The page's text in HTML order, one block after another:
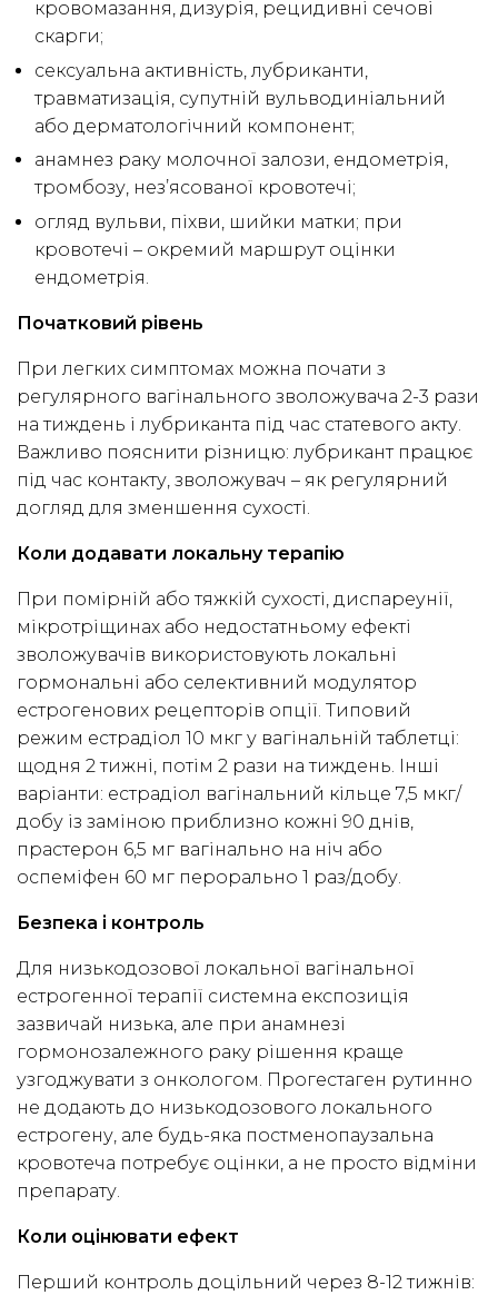
кровомазання, дизурія, рецидивні сечові
скарги;
сексуальна активність, лубриканти,
травматизація, супутній вульводиніальний
або дерматологічний компонент;
анамнез раку молочної залози, ендометрія,
тромбозу, нез’ясованої кровотечі;
огляд вульви, піхви, шийки матки; при
кровотечі – окремий маршрут оцінки
ендометрія.
Початковий рівень
При легких симптомах можна почати з
регулярного вагінального зволожувача 2-3 рази
на тиждень і лубриканта під час статевого акту.
Важливо пояснити різницю: лубрикант працює
під час контакту, зволожувач – як регулярний
догляд для зменшення сухості.
Коли додавати локальну терапію
При помірній або тяжкій сухості, диспареунії,
мікротріщинах або недостатньому ефекті
зволожувачів використовують локальні
гормональні або селективний модулятор
естрогенових рецепторів опції. Типовий
режим естрадіол 10 мкг у вагінальній таблетці:
щодня 2 тижні, потім 2 рази на тиждень. Інші
варіанти: естрадіол вагінальний кільце 7,5 мкг/
добу із заміною приблизно кожні 90 днів,
прастерон 6,5 мг вагінально на ніч або
оспеміфен 60 мг перорально 1 раз/добу.
Безпека і контроль
Для низькодозової локальної вагінальної
естрогенної терапії системна експозиція
зазвичай низька, але при анамнезі
гормонозалежного раку рішення краще
узгоджувати з онкологом. Прогестаген рутинно
не додають до низькодозового локального
естрогену, але будь-яка постменопаузальна
кровотеча потребує оцінки, а не просто відміни
препарату.
Коли оцінювати ефект
Перший контроль доцільний через 8-12 тижнів: